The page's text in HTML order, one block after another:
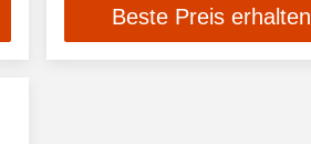
Beste Preis erhalten